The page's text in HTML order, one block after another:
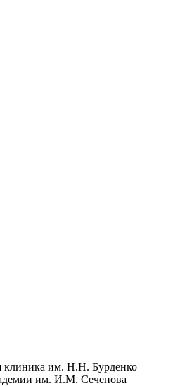
клиника им. Н.Н. Бурденко
им. И.М. Сеченова